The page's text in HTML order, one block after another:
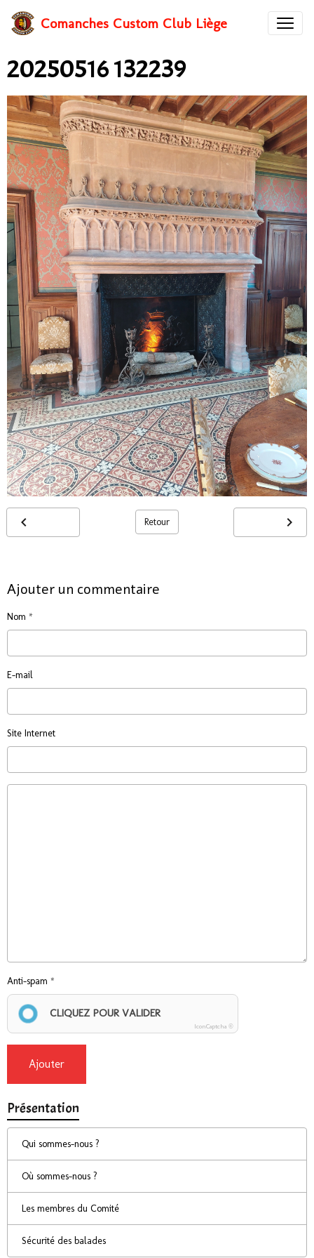
Comanches Custom Club Liège
20250516 132239
Retour
Ajouter un commentaire
Nom
E-mail
Site Internet
Anti-spam
CLIQUEZ POUR VALIDER
IconCaptcha ©
Ajouter
Présentation
Qui sommes-nous ?
Où sommes-nous ?
Les membres du Comité
Sécurité des balades